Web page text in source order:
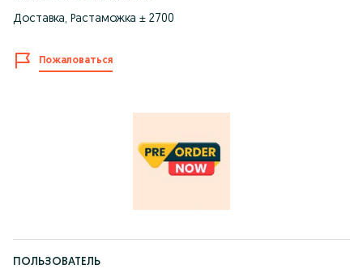
Доставка, Растаможка ± 2700
Пожаловаться
ПОЛЬЗОВАТЕЛЬ